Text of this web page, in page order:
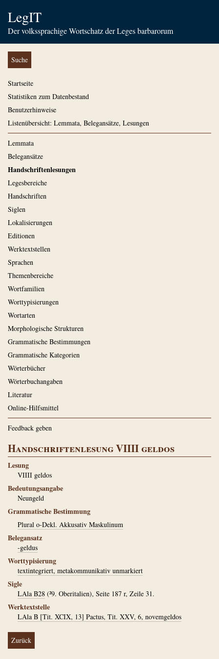
LegIT
Der volkssprachige Wortschatz der Leges barbarorum
Suche
Startseite
Statistiken zum Datenbestand
Benutzerhinweise
Listenübersicht: Lemmata, Belegansätze, Lesungen
Lemmata
Belegansätze
Handschriftenlesungen
Legesbereiche
Handschriften
Siglen
Lokalisierungen
Editionen
Werktextstellen
Sprachen
Themenbereiche
Wortfamilien
Worttypisierungen
Wortarten
Morphologische Strukturen
Grammatische Bestimmungen
Grammatische Kategorien
Wörterbücher
Wörterbuchangaben
Literatur
Online-Hilfsmittel
Feedback geben
Handschriftenlesung VIIII geldos
Lesung
VIIII geldos
Bedeutungsangabe
Neungeld
Grammatische Bestimmung
Plural o-Dekl. Akkusativ Maskulinum
Belegansatz
-geldus
Worttypisierung
textintegriert, metakommunikativ unmarkiert
Sigle
LAla B28 (²9. Oberitalien), Seite 187 r, Zeile 31.
Werktextstelle
LAla B [Tit. XCIX, 13] Pactus, Tit. XXV, 6, novemgeldos
Zurück